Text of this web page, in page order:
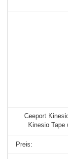
Ceeport
Kinesio